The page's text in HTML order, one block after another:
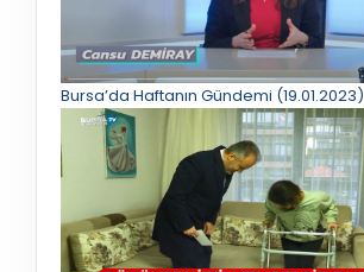
Bursa’da Haftanın Gündemi (19.01.2023)